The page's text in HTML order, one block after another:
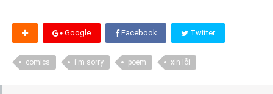
Google Facebook Twitter
comics i'm sorry poem xin lỗi